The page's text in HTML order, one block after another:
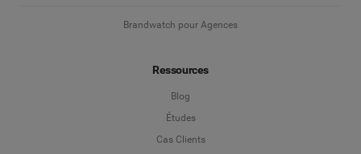
Brandwatch pour Agences
Ressources
Blog
Études
Cas Clients